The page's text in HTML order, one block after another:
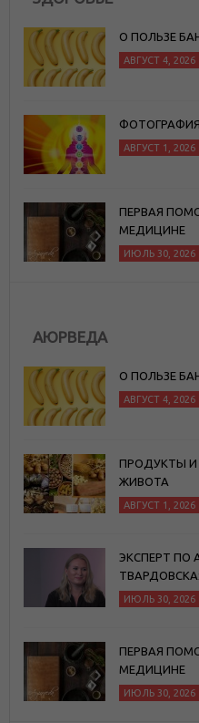
О ПОЛЬЗЕ
АВГУСТ 4, 2026
АВГУСТ 1, 2026
ПЕРВАЯ
МЕДИЦИНЕ
ИЮЛЬ 30, 2026
АЮРВЕДА
О ПОЛЬЗЕ
АВГУСТ 4, 2026
ПРОДУКТЫ И
ЖИВОТА
АВГУСТ 1, 2026
ЭКСПЕРТ ПО
ИЮЛЬ 30, 2026
ПЕРВАЯ
МЕДИЦИНЕ
ИЮЛЬ 30, 2026